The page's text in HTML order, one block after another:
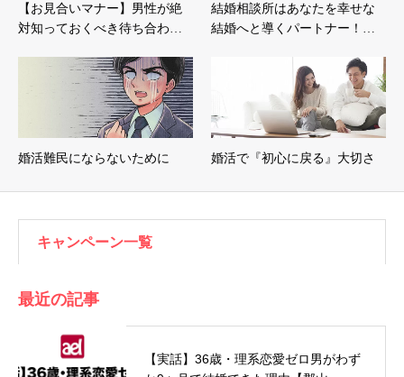
【お見合いマナー】男性が絶
対知っておくべき待ち合わ…
結婚相談所はあなたを幸せな
結婚へと導くパートナー！…
婚活難民にならないために 婚活で『初心に戻る』大切さ
キャンペーン一覧
最近の記事
【実話】36歳・理系恋愛ゼロ男がわず